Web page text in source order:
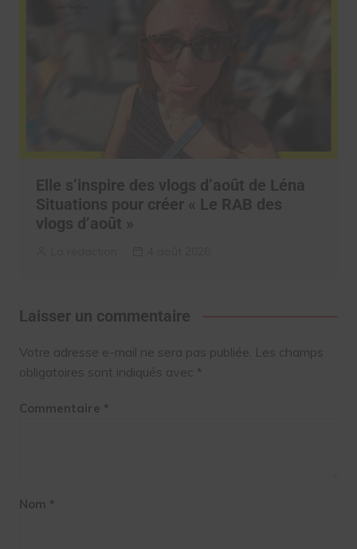
Elle s’inspire des vlogs d’août de Léna
Situations pour créer « Le RAB des
vlogs d’août »
Laisser un commentaire
Votre adresse e-mail ne sera pas publiée. Les champs
obligatoires sont indiqués avec *
Commentaire *
Nom *